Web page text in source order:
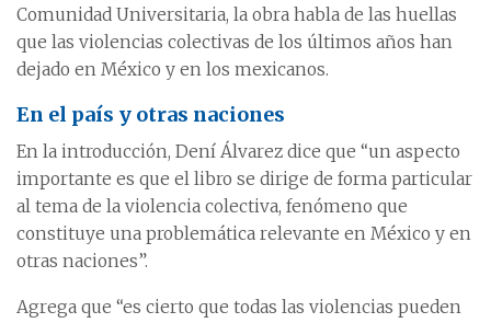
Comunidad Universitaria, la obra habla de las huellas
que las violencias colectivas de los últimos años han
dejado en México y en los mexicanos.
En el país y otras naciones
En la introducción, Dení Álvarez dice que “un aspecto
importante es que el libro se dirige de forma particular
al tema de la violencia colectiva, fenómeno que
constituye una problemática relevante en México y en
otras naciones”.
Agrega que “es cierto que todas las violencias pueden